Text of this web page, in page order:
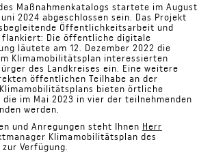
Maßnahmenkatalogs startete im August
2024 abgeschlossen sein. Das Projekt
Öffentlichkeitsarbeit und
flankiert: Die öffentliche digitale
läutete am 12. Dezember 2022 die
Klimamobilitätsplan interessierten
des Landkreises ein. Eine weitere
öffentlichen Teilhabe an der
bieten örtliche
im Mai 2023 in vier der teilnehmenden
werden.
und Anregungen steht Ihnen Herr
Klimamobilitätsplan des
Verfügung.